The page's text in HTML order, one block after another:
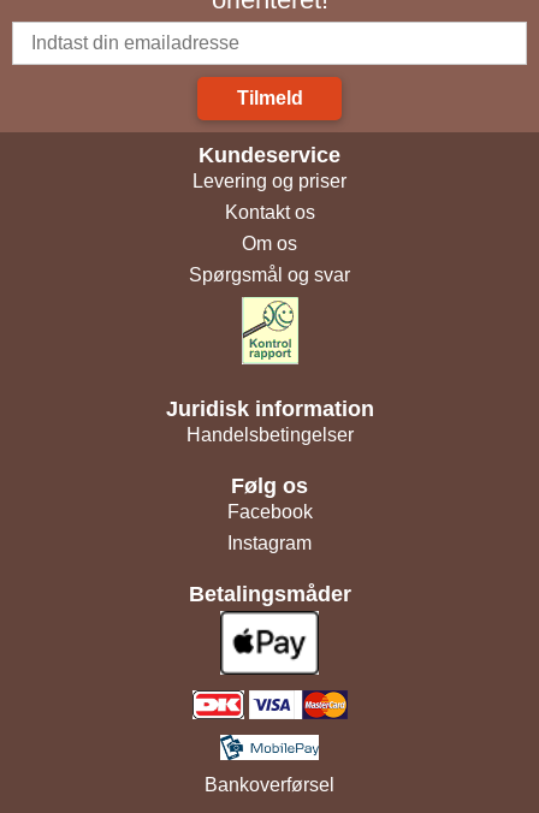
Tilmeld
Kundeservice
Levering og priser
Kontakt os
Om os
Spørgsmål og svar
Juridisk information
Handelsbetingelser
Følg os
Facebook
Instagram
Betalingsmåder
Bankoverførsel